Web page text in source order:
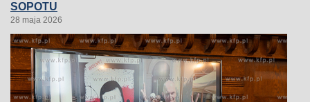
SOPOTU
28 maja 2026